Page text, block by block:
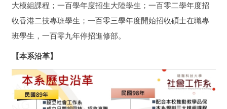
大模組課程；一百學年度招生大陸學生；一百零二學年度招
收香港二技專班學生；一百零三學年度開始招收碩士在職專
班學生，一百零九年停招進修部。
【本系沿革】